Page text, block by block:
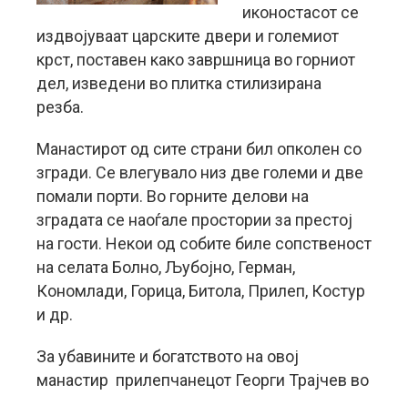
иконостасот се
издвојуваат царските двери и големиот
крст, поставен како завршница во горниот
дел, изведени во плитка стилизирана
резба.
Манастирот од сите страни бил опколен со
згради. Се влегувало низ две големи и две
помали порти. Во горните делови на
зградата се наоѓале простории за престој
на гости. Некои од собите биле сопственост
на селата Болно, Љубојно, Герман,
Кономлади, Горица, Битола, Прилеп, Костур
и др.
За убавините и богатството на овој
манастир прилепчанецот Георги Трајчев во